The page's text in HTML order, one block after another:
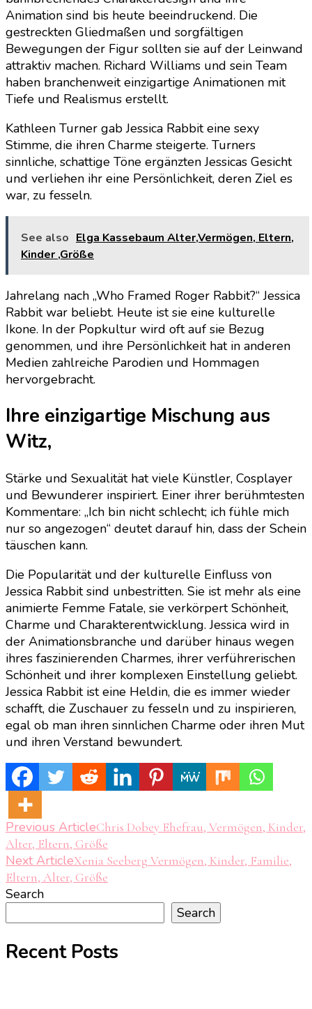
Animation sind bis heute beeindruckend. Die
gestreckten Gliedmaßen und sorgfältigen
Bewegungen der Figur sollten sie auf der Leinwand
attraktiv machen. Richard Williams und sein Team
haben branchenweit einzigartige Animationen mit
Tiefe und Realismus erstellt.
Kathleen Turner gab Jessica Rabbit eine sexy
Stimme, die ihren Charme steigerte. Turners
sinnliche, schattige Töne ergänzten Jessicas Gesicht
und verliehen ihr eine Persönlichkeit, deren Ziel es
war, zu fesseln.
See also Elga Kassebaum Alter,Vermögen, Eltern,
Kinder ,Größe
Jahrelang nach „Who Framed Roger Rabbit?“ Jessica
Rabbit war beliebt. Heute ist sie eine kulturelle
Ikone. In der Popkultur wird oft auf sie Bezug
genommen, und ihre Persönlichkeit hat in anderen
Medien zahlreiche Parodien und Hommagen
hervorgebracht.
Ihre einzigartige Mischung aus
Witz,
Stärke und Sexualität hat viele Künstler, Cosplayer
und Bewunderer inspiriert. Einer ihrer berühmtesten
Kommentare: „Ich bin nicht schlecht; ich fühle mich
nur so angezogen“ deutet darauf hin, dass der Schein
täuschen kann.
Die Popularität und der kulturelle Einfluss von
Jessica Rabbit sind unbestritten. Sie ist mehr als eine
animierte Femme Fatale, sie verkörpert Schönheit,
Charme und Charakterentwicklung. Jessica wird in
der Animationsbranche und darüber hinaus wegen
ihres faszinierenden Charmes, ihrer verführerischen
Schönheit und ihrer komplexen Einstellung geliebt.
Jessica Rabbit ist eine Heldin, die es immer wieder
schafft, die Zuschauer zu fesseln und zu inspirieren,
egal ob man ihren sinnlichen Charme oder ihren Mut
und ihren Verstand bewundert.
Post
Navigation
Previous ArticleChris Dobey Ehefrau, Vermögen, Kinder,
Alter, Eltern, Größe
Next ArticleXenia Seeberg Vermögen, Kinder, Familie,
Eltern, Alter, Größe
Search
Search
Recent Posts